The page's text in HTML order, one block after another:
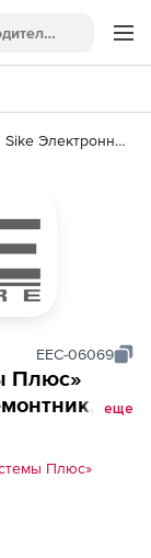
Sike Электронный курс Слесарь-ремонтник. ТОиР. износ оборудования, способы восстановления и повышения долговечности деталей и технологий ремонта
EEC-06069
Плюс»
еще
Плюс»